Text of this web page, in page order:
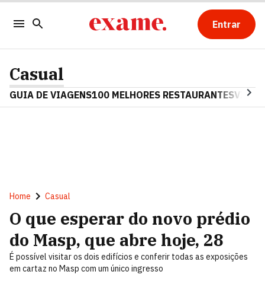
Entrar
Casual
GUIA DE VIAGENS100 MELHORES RESTAURANTES
Home Casual
O que esperar do novo prédio
do Masp, que abre hoje, 28
É possível visitar os dois edifícios e conferir todas as exposições
em cartaz no Masp com um único ingresso